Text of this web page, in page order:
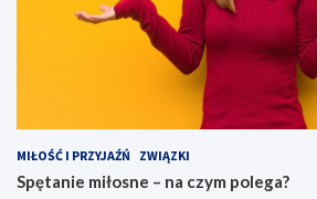
MIŁOŚĆ I PRZYJAŹŃ ZWIĄZKI
Spętanie miłosne – na czym polega?